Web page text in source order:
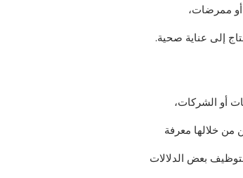
أو ممرضات،
إلى عناية صحية.
أو الشركات،
من خلالها معرفة
بعض الدلالات